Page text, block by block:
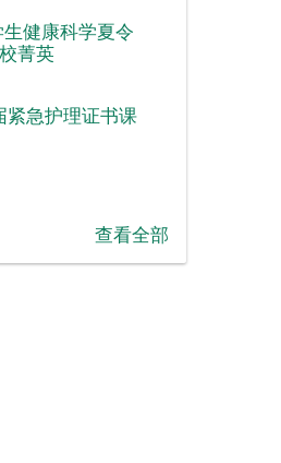
健康科学夏令
菁英
急护理证书课
查看全部